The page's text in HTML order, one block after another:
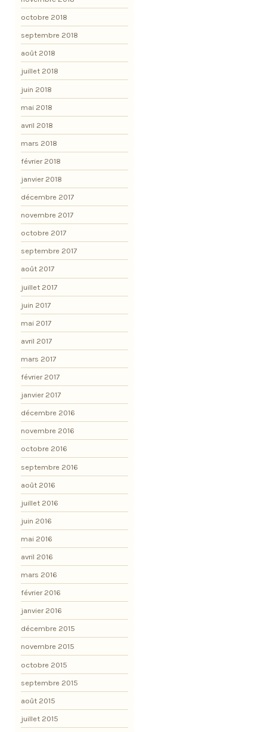
octobre 2018
septembre 2018
août 2018
juillet 2018
juin 2018
mai 2018
avril 2018
mars 2018
février 2018
janvier 2018
décembre 2017
novembre 2017
octobre 2017
septembre 2017
août 2017
juillet 2017
juin 2017
mai 2017
avril 2017
mars 2017
février 2017
janvier 2017
décembre 2016
novembre 2016
octobre 2016
septembre 2016
août 2016
juillet 2016
juin 2016
mai 2016
avril 2016
mars 2016
février 2016
janvier 2016
décembre 2015
novembre 2015
octobre 2015
septembre 2015
août 2015
juillet 2015